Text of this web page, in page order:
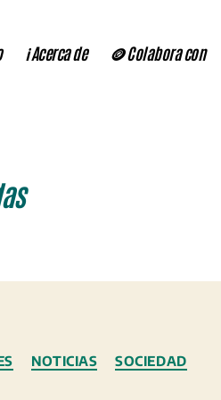
ℹ️ Acerca de 🪙 Colabora con
NOTICIAS SOCIEDAD